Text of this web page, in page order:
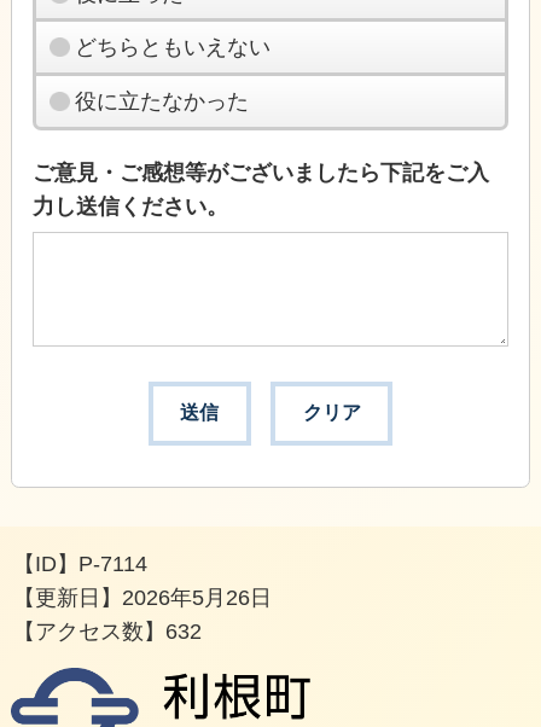
どちらともいえない
役に立たなかった
ご意見・ご感想等がございましたら下記をご入
力し送信ください。
【ID】 P-7114
【更新日】 2026年5月26日
【アクセス数】 632